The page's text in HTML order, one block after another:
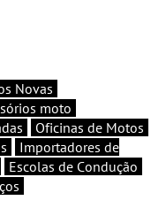
Novas
moto
Oficinas de Motos
Importadores de
Escolas de Condução